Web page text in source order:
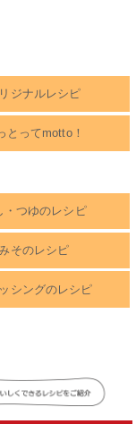
ジナルレシピ
とってmotto！
・つゆのレシピ
そのレシピ
シングのレシピ